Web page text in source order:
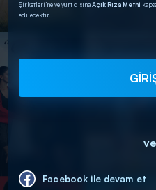
Şirketleri’ne ve yurt dışınaAçık Rıza Metni
edilecektir.
Facebook ile devam et